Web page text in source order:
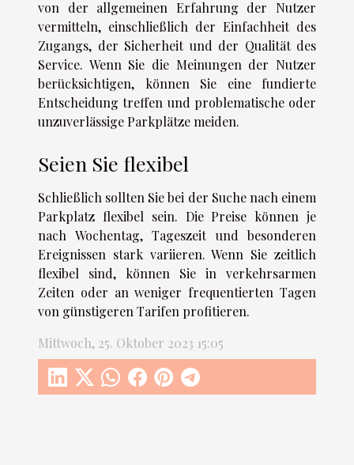
von der allgemeinen Erfahrung der Nutzer
vermitteln, einschließlich der Einfachheit des
Zugangs, der Sicherheit und der Qualität des
Service. Wenn Sie die Meinungen der Nutzer
berücksichtigen, können Sie eine fundierte
Entscheidung treffen und problematische oder
unzuverlässige Parkplätze meiden.
Seien Sie flexibel
Schließlich sollten Sie bei der Suche nach einem
Parkplatz flexibel sein. Die Preise können je
nach Wochentag, Tageszeit und besonderen
Ereignissen stark variieren. Wenn Sie zeitlich
flexibel sind, können Sie in verkehrsarmen
Zeiten oder an weniger frequentierten Tagen
von günstigeren Tarifen profitieren.
Mittwoch, 25. Oktober 2023 15:05